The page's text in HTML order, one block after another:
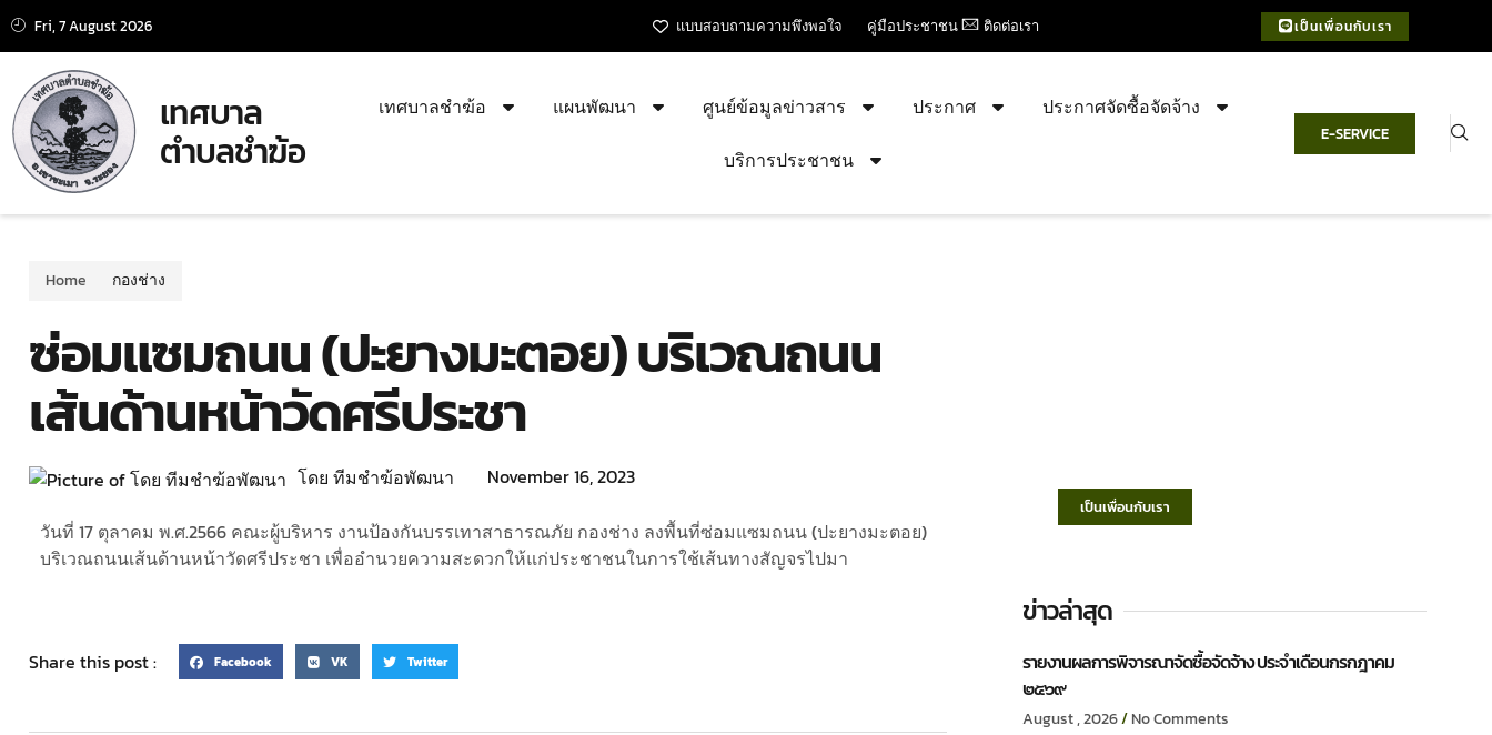
Fri, 7 August 2026 แบบสอบถามความพึงพอใจ คู่มือประชาชน ติดต่อเรา เป็นเพื่อนกับเรา
เทศบาล
ตำบลชำฆ้อ
เทศบาลชำฆ้อ แผนพัฒนา ศูนย์ข้อมูลข่าวสาร ประกาศ
ประกาศจัดซื้อจัดจ้าง
บริการประชาชน
E-SERVICE
Home กองช่าง
ซ่อมแซมถนน (ปะยางมะตอย) บริเวณถนน
เส้นด้านหน้าวัดศรีประชา
โดย ทีมชำฆ้อพัฒนา November 16, 2023
วันที่ 17 ตุลาคม พ.ศ.2566 คณะผู้บริหาร งานป้องกันบรรเทาสาธารณภัย กองช่าง ลงพื้นที่ซ่อมแซมถนน (ปะยางมะตอย)
บริเวณถนนเส้นด้านหน้าวัดศรีประชา เพื่ออำนวยความสะดวกให้แก่ประชาชนในการใช้เส้นทางสัญจรไปมา
Share this post : Facebook VK Twitter
เป็นเพื่อนกับเรา
ข่าวล่าสุด
รายงานผลการพิจารณาจัดซื้อจัดจ้าง ประจำเดือนกรกฎาคม
๒๕๖๙
August , 2026 No Comments